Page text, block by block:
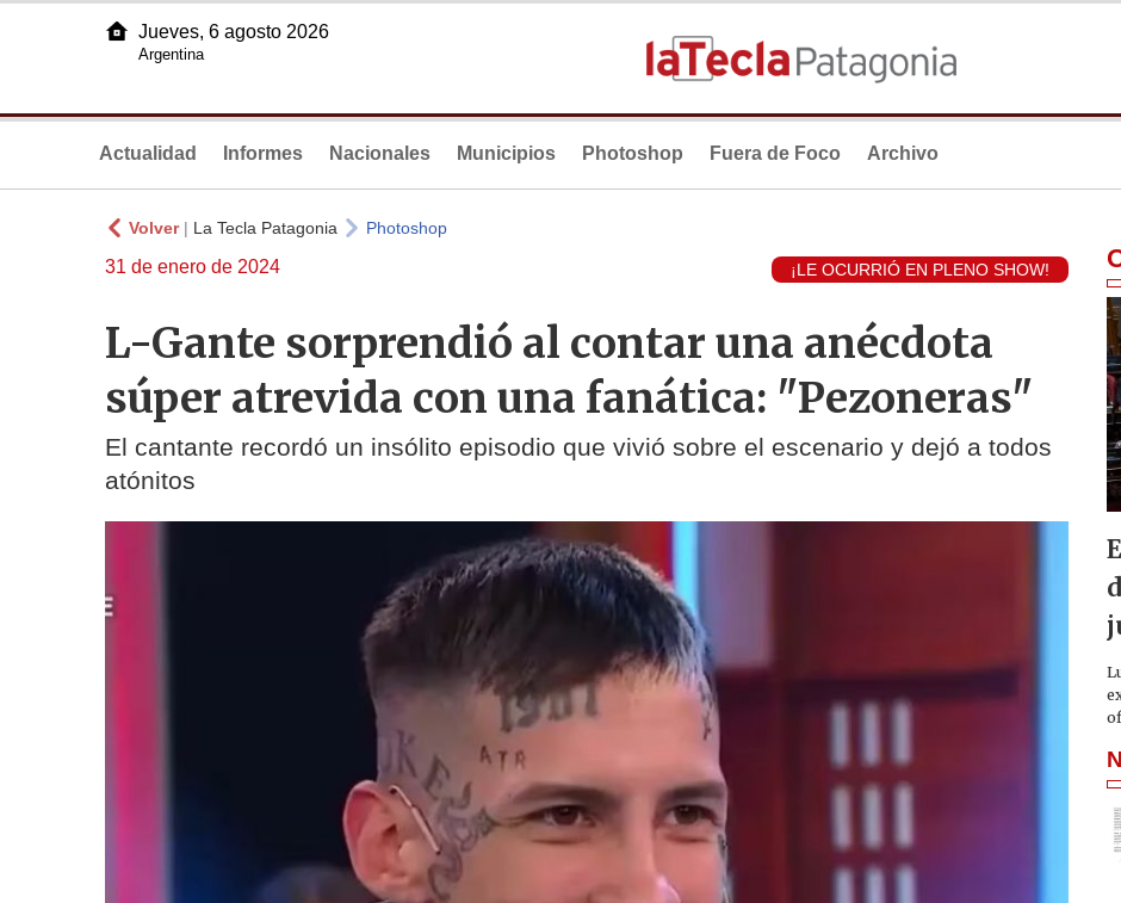
Jueves, 6 agosto 2026
Argentina
Actualidad Informes Nacionales Municipios Photoshop Fuera de Foco Archivo
Volver| La Tecla Patagonia Photoshop
31 de enero de 2024 ¡LE OCURRIÓ EN PLENO SHOW!
L-Gante sorprendió al contar una anécdota
súper atrevida con una fanática: "Pezoneras"
El cantante recordó un insólito episodio que vivió sobre el escenario y dejó a todos
atónitos